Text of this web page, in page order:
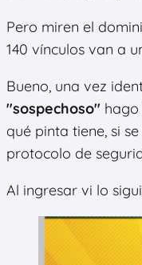
Pero miren el
140 vínculos van a
Bueno, una vez
"sospechoso"
qué pinta tiene, si
protocolo de
Al ingresar vi lo